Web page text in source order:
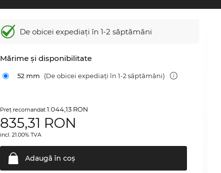
De obicei expediați în 1-2 săptămâni
Mărime şi disponibilitate
52 mm (De obicei expediați în 1-2 săptămâni)
Preţ recomandat1.044,13 RON
835,31 RON
incl. 21.00% TVA
Adaugă în coş